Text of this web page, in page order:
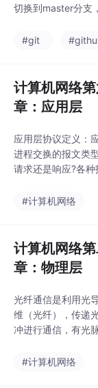
ingboot后端项目，
排，nginx前后端分
切换到master分支
#git
计算机网络
章：应用层
应用层协议定义：
进程交换的报文类
请求还是响应?各种
程何时、如何发送报
名服务: DNS；文
输：FTP；电子邮件
MTP 、POP3；远程
服务: HTTP。互联
期是通过共享一个
文件的方式，让主
名）的对应关系。有
#计算机网络
计算机网络
章：物理层
光纤通信是利用光
维（光纤），传递
冲进行通信，有光
0。由于可见光的频
#计算机网络